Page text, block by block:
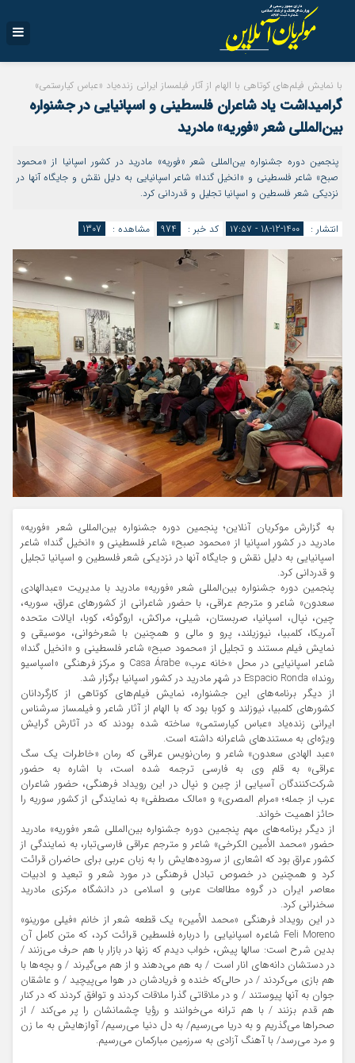
با نمایش فيلم‌هاى كوتاهی با الهام از آثار فیلمساز ايراني زنده‌یاد «عباس كيارستمي»
گرامیداشت یاد شاعران فلسطینی و اسپانیایی در جشنواره
بين‌المللي شعر «فوريه» مادريد
پنجمین دوره جشنواره بين‌المللي شعر «فوريه» مادريد در کشور اسپانیا از «محمود
صبح» شاعر فلسطینی و «انخيل گندا» شاعر اسپانیایی به دلیل نقش و جایگاه آنها در
نزدیکی شعر فلسطين و اسپانیا تجلیل و قدردانی کرد.
انتشار : 1400-12-18 - ۱۷:۵۷ کد خبر : 974 مشاهده : 1307
به گزارش موکریان آنلاین؛ پنجمین دوره جشنواره بين‌المللي شعر «فوريه»
مادريد در کشور اسپانیا از «محمود صبح» شاعر فلسطینی و «انخيل گندا» شاعر
اسپانیایی به دلیل نقش و جایگاه آنها در نزدیکی شعر فلسطين و اسپانیا تجلیل
و قدردانی کرد.
پنجمین دوره جشنواره بين‌المللي شعر «فوريه» مادريد با مدیریت «عبدالهادی
سعدون» شاعر و مترجم عراقی، با حضور شاعرانی از کشورهای عراق، سوریه،
چین، نپال، اسپانیا، صربستان، شیلی، مراکش، اروگوئه، کوبا، ایالات متحده
آمریکا، کلمبیا، نیوزیلند، پرو و مالی و همچنین با شعرخوانی، موسیقی و
نمایش فیلم مستند و تجلیل از «محمود صبح» شاعر فلسطینی و «انخيل گندا»
شاعر اسپانیایی در محل «خانه عرب» Casa Árabe و مرکز فرهنگی «اسپاسیو
روندا» Espacio Ronda در شهر مادرید در کشور اسپانیا برگزار شد.
از دیگر برنامه‌های این جشنواره، نمایش فيلم‌هاى كوتاهی از کارگردانان
کشورهای کلمبیا، نیوزلند و کوبا بود که با الهام از آثار شاعر و فیلمساز سرشناس
ايراني زنده‌یاد «عباس كيارستمي» ساخته شده بودند که در آثارش گرایش
ویژه‌ای به مستندهای شاعرانه داشته است.
«عبد الهادي سعدون» شاعر و رمان‌نويس عراقي كه رمان «خاطرات يك سگ
عراقي» به قلم وی به فارسي ترجمه شده است، با اشاره به حضور
شرکت‌کنندگان آسیایی از چین و نپال در این رویداد فرهنگی، حضور شاعران
عرب از جمله؛ «مرام المصری» و «مالک مصطفی» به نمایندگی از کشور سوریه را
حائز اهمیت خواند.
از دیگر برنامه‌های مهم پنجمین دوره جشنواره بين‌المللي شعر «فوريه» مادريد
حضور «محمد الأمين الکرخی» شاعر و مترجم عراقی فارسی‌تبار، به نمایندگی از
کشور عراق بود که اشعاری از سروده‌هایش را به زبان عربی برای حاضران قرائت
کرد و همچنین در خصوص تبادل فرهنگی در مورد شعر و تبعید و ادبيات
معاصر ايران در گروه مطالعات عربی و اسلامی در دانشگاه مرکزی مادرید
سخنراني كرد.
در این رویداد فرهنگی «محمد الأمين» يك قطعه شعر از خانم «فیلی مورینو»
Feli Moreno شاعره اسپانیایی را درباره فلسطين قرائت کرد، که متن کامل آن
بدین شرح است: سالها پیش، خواب دیدم که زنها در بازار با هم حرف می‌زنند /
در دستشان دانه‌هاى انار است / به هم می‌دهند و از هم می‌گیرند / و بچه‌ها با
هم بازی می‌کردند / در حالی‌که خنده و فریادشان در هوا می‌پیچید / و عاشقان
جوان به آنها پیوستند / و در ملاقاتی گذرا ملاقات کردند و توافق کردند که در کنار
هم قدم بزنند / با هم ترانه می‌خوانند و رؤیا چشمانشان را پر می‌کند / از
صحراها می‌گذریم و به دریا می‌رسیم/ به دل دنیا می‌رسیم/ آوازهایش به ما زن
و مرد می‌رسد/ با آهنگ آزادی به سرزمین مبارکمان می‌رسیم.